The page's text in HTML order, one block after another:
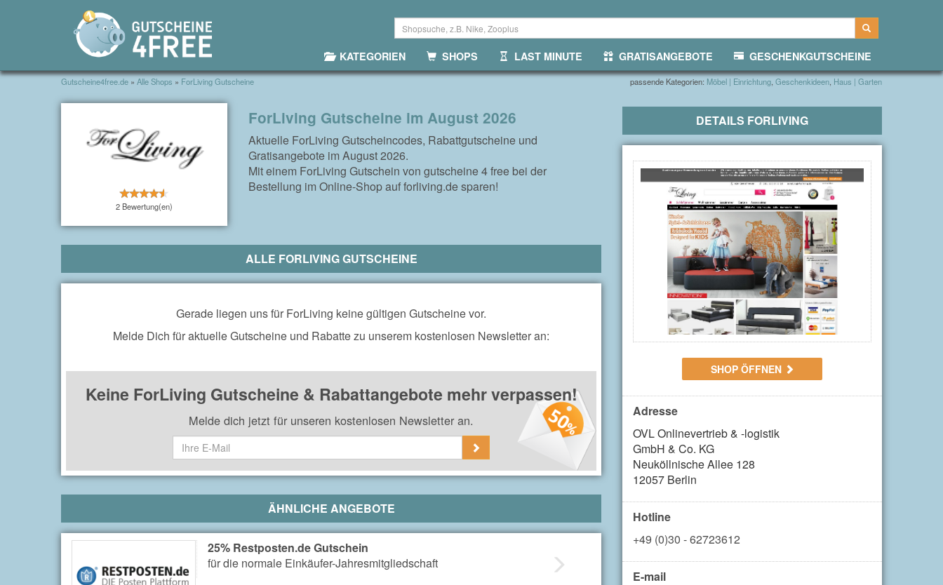
KATEGORIEN SHOPS LAST MINUTE GRATISANGEBOTE GESCHENKGUTSCHEINE
Gutscheine4free.de » Alle Shops » ForLiving Gutscheine passende Kategorien: Möbel | Einrichtung Geschenkideen Haus | Garten
2 Bewertung(en)
ForLiving Gutscheine im August 2026
Aktuelle ForLiving Gutscheincodes, Rabattgutscheine und
Gratisangebote im August 2026.
Mit einem ForLiving Gutschein von gutscheine 4 free bei der
Bestellung im Online-Shop auf forliving.de sparen!
ALLE FORLIVING GUTSCHEINE
Gerade liegen uns für ForLiving keine gültigen Gutscheine vor.
Melde Dich für aktuelle Gutscheine und Rabatte zu unserem kostenlosen Newsletter an:
Keine ForLiving Gutscheine & Rabattangebote mehr verpassen!
Melde dich jetzt für unseren kostenlosen Newsletter an.
ÄHNLICHE ANGEBOTE
25% Restposten.de Gutschein
für die normale Einkäufer-Jahresmitgliedschaft
DETAILS FORLIVING
SHOP ÖFFNEN
Adresse
OVL Onlinevertrieb & -logistik
GmbH & Co. KG
Neuköllnische Allee 128
12057 Berlin
Hotline
+49 (0)30 - 62723612
E-mail